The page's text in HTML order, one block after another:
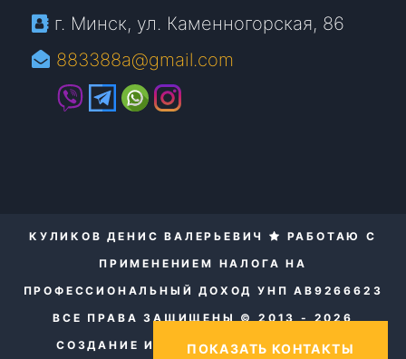
г. Минск, ул. Каменногорская, 86
883388a@gmail.com
КУЛИКОВ ДЕНИС ВАЛЕРЬЕВИЧ
РАБОТАЮ С
ПРИМЕНЕНИЕМ НАЛОГА НА
ПРОФЕССИОНАЛЬНЫЙ ДОХОД УНП AB9266623
ВСЕ ПРАВА ЗАЩИЩЕНЫ © 2013 - 2026
СОЗДАНИЕ И ПРОДВИЖЕНИЕ САЙТОВ.
ПОКАЗАТЬ КОНТАКТЫ